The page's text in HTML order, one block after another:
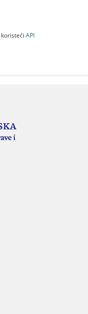
API